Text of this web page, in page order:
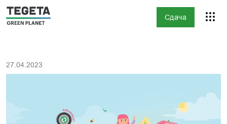
Сдача
27.04.2023